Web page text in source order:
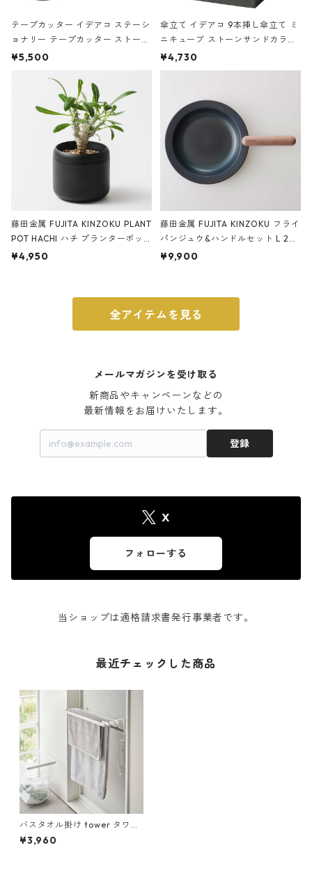
テープカッター イデアコ ステーシ
ョナリー テープカッター ストーン
サンドカラー 石調 ideaco Station
¥5,500
傘立て イデアコ 9本挿し傘立て ミ
ニキューブ ストーンサンドカラー
石調 ideaco Umbrella Stand CUB
E ストーンサンドブラック
¥4,730
藤田金属 FUJITA KINZOKU PLANT
POT HACHI ハチ プランターポッ
ト 3号 ブラック
¥4,950
藤田金属 FUJITA KINZOKU フライ
パンジュウ&ハンドルセット L 24c
m ガス火・IH対応 鉄フライパン
¥9,900
全アイテムを見る
メールマガジンを受け取る
新商品やキャンペーンなどの
最新情報をお届けいたします。
登録
X
フォローする
当ショップは適格請求書発行事業者です。
最近チェックした商品
バスタオル掛け tower タワー
浴室扉タオル掛け上 バスタオ
ルハンガー ホワイト
¥3,960